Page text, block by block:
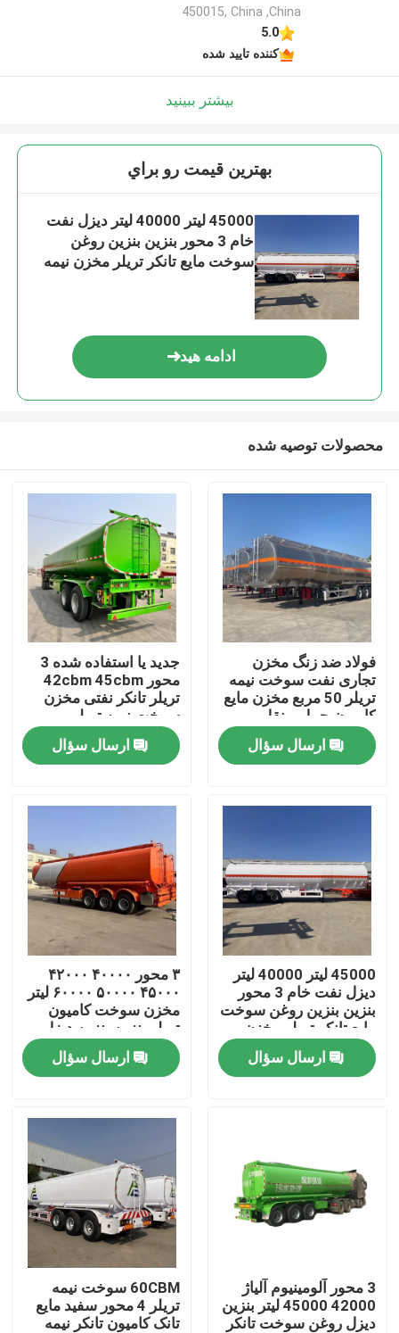
محصولات
فیلم های
درباره ما
تور کارخانه
درخواست نقل قول
کامیون های زباله برداری استفاده شده
کامیون های تخلیه کننده دست دوم
450015, China ,China
5.0
کننده تایید شده
بیشتر ببینید
بهترين قيمت رو براي
45000 لیتر 40000 لیتر دیزل نفت
خام 3 محور بنزین بنزین روغن
سوخت مایع تانکر تریلر مخزن نیمه
ادامه هید
محصولات توصیه شده
فولاد ضد زنگ مخزن
تجاری نفت سوخت نیمه
تریلر 50 مربع مخزن مایع
کامیون حمل و نقل
ارسال سؤال
جدید یا استفاده شده 3
محور 42cbm 45cbm
تریلر تانکر نفتی مخزن
سوخت نیمه تریلر
ارسال سؤال
45000 لیتر 40000 لیتر
دیزل نفت خام 3 محور
بنزین بنزین روغن سوخت
مایع تانکر تریلر مخزن
نیمه تریلر
ارسال سؤال
۳ محور ۴۰۰۰۰ ۴۲۰۰۰
۴۵۰۰۰ ۵۰۰۰۰ ۶۰۰۰۰ لیتر
مخزن سوخت کامیون
تریلر بنزین بنزین دیزل
مخزن روغن مخزن
سوخت ارسال سؤال
3 محور آلومینیوم آلیاژ
42000 45000 لیتر بنزین
دیزل روغن سوخت تانکر
60CBM سوخت نیمه
تریلر 4 محور سفید مایع
تانک کامیون تانکر نیمه